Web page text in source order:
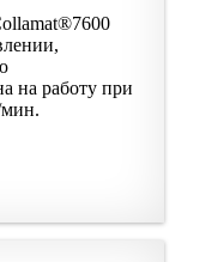
на работу при
мин.